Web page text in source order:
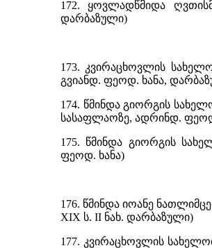
172. ყოვლადწმიდა
დარბაზული)
173. კვირაცხოვლის
გვიანდ. ფეოდ. ხანა,
174. წმინდა გიორგის
სასაფლაოზე, ადრინდ.
175. წმინდა გიორგის
ფეოდ. ხანა)
176. წმინდა იოანე
XIX ს. II ნახ. დარბაზული)
177. კვირაცხოვლის